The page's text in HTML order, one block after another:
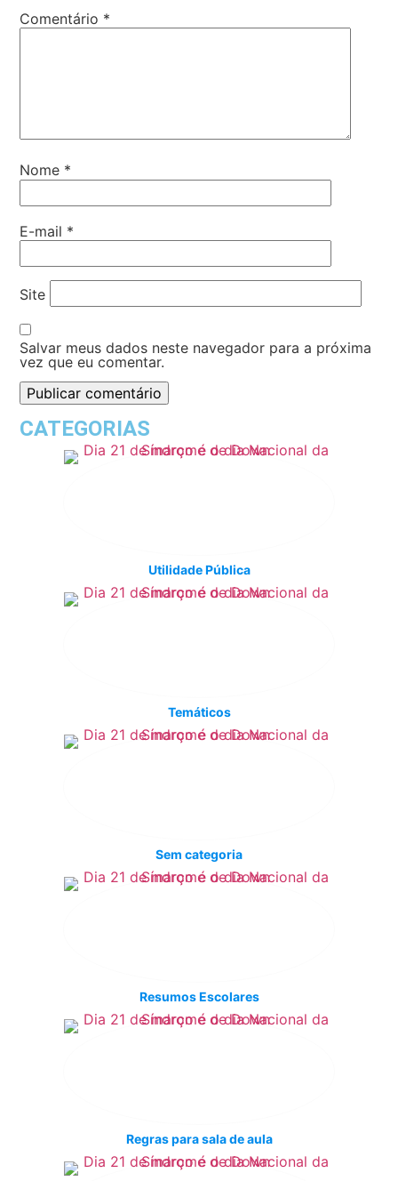
Comentário *
Nome *
E-mail *
Site
Salvar meus dados neste navegador para a próxima
vez que eu comentar.
CATEGORIAS
Utilidade Pública
Temáticos
Sem categoria
Resumos Escolares
Regras para sala de aula